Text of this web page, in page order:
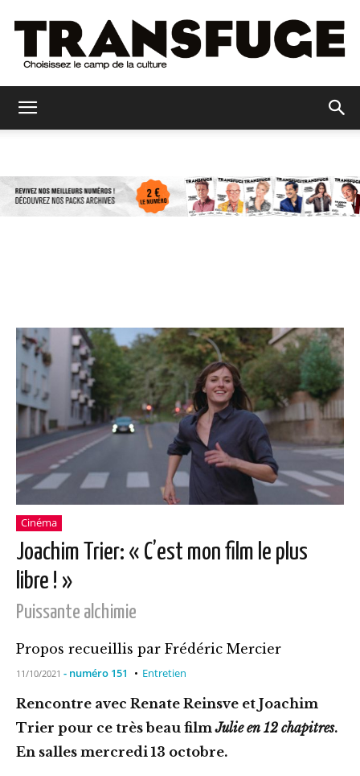
Cinéma
Joachim Trier: « C’est mon film le plus
libre ! »
Puissante alchimie
Propos recueillis par Frédéric Mercier
11/10/2021 - numéro 151 Entretien
Rencontre avec Renate Reinsve et Joachim
Trier pour ce très beau filmJulie en 12 chapitres.
En salles mercredi 13 octobre.